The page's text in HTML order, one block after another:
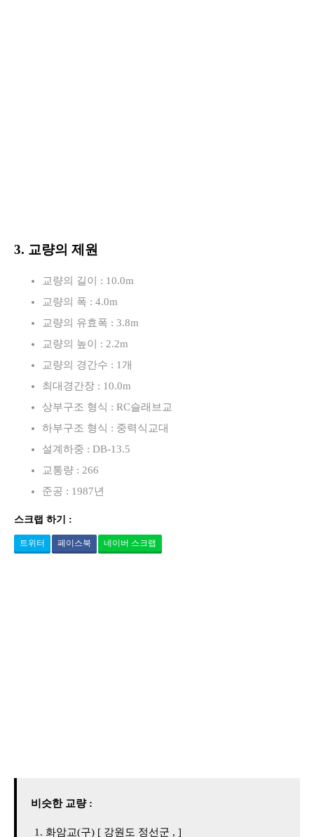
3. 교량의 제원
교량의 길이 : 10.0m
교량의 폭 : 4.0m
교량의 유효폭 : 3.8m
교량의 높이 : 2.2m
교량의 경간수 : 1개
최대경간장 : 10.0m
상부구조 형식 : RC슬래브교
하부구조 형식 : 중력식교대
설계하중 : DB-13.5
교통량 : 266
준공 : 1987년
스크랩 하기 :
트위터 페이스북 네이버 스크랩
비슷한 교량 :
화암교(구) [ 강원도 정선군 , ]